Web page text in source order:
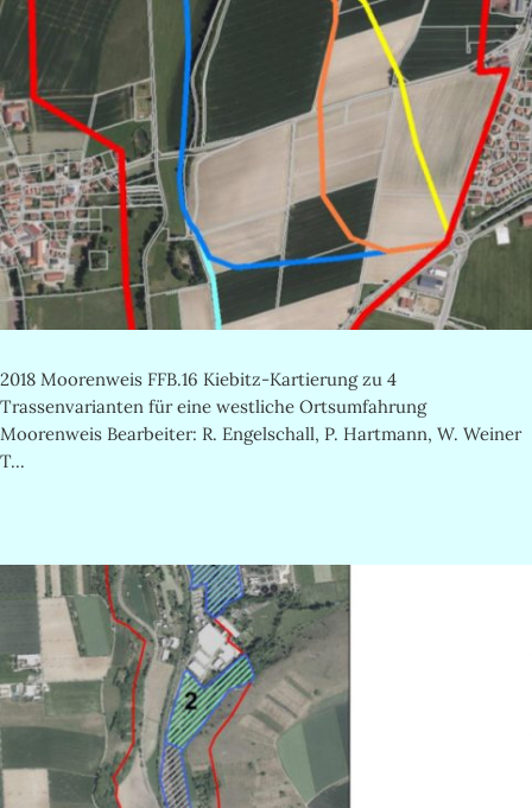
2018 Moorenweis FFB.16 Kiebitz-Kartierung zu 4
Trassenvarianten für eine westliche Ortsumfahrung
Moorenweis Bearbeiter: R. Engelschall, P. Hartmann, W. Weiner
T...